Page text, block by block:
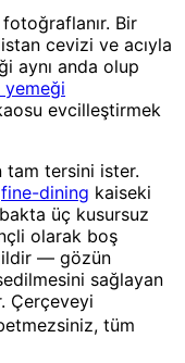
Bir
cevizi ve acıyla
aynı anda olup
yemeği
evcilleştirmek
tam tersini ister.
fine-dining kaiseki
üç kusursuz
olarak boş
— gözün
sağlayan
Çerçeveyi
tüm